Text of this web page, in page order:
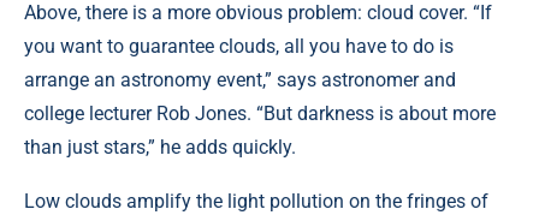
Above, there is a more obvious problem: cloud cover. “If
you want to guarantee clouds, all you have to do is
arrange an astronomy event,” says astronomer and
college lecturer Rob Jones. “But darkness is about more
than just stars,” he adds quickly.
Low clouds amplify the light pollution on the fringes of